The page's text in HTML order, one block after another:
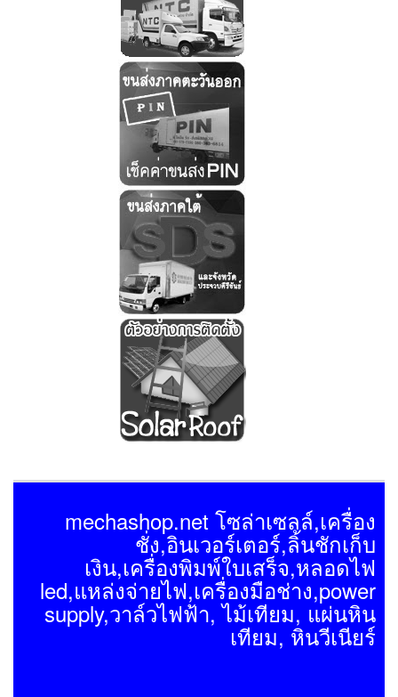
mechashop.net โซล่าเซลล์,เครื่อง
ชั่ง,อินเวอร์เตอร์,ลิ้นชักเก็บ
เงิน,เครื่องพิมพ์ใบเสร็จ,หลอดไฟ
led,แหล่งจ่ายไฟ,เครื่องมือช่าง,power
supply,วาล์วไฟฟ้า, ไม้เทียม, แผ่นหิน
เทียม, หินวีเนียร์